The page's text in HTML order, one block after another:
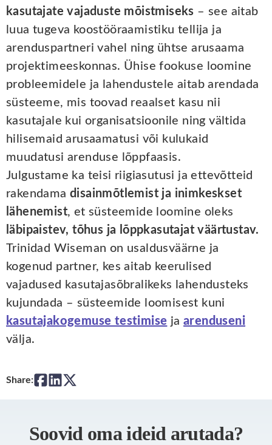
kasutajate vajaduste mõistmiseks – see aitab
luua tugeva koostööraamistiku tellija ja
arenduspartneri vahel ning ühtse arusaama
projektimeeskonnas. Ühise fookuse loomine
probleemidele ja lahendustele aitab arendada
süsteeme, mis toovad reaalset kasu nii
kasutajale kui organisatsioonile ning vältida
hilisemaid arusaamatusi või kulukaid
muudatusi arenduse lõppfaasis.
Julgustame ka teisi riigiasutusi ja ettevõtteid
rakendamadisainmõtlemist ja inimkeskset
lähenemist, et süsteemide loomine oleks
läbipaistev, tõhus ja lõppkasutajat väärtustav.
Trinidad Wiseman on usaldusväärne ja
kogenud partner, kes aitab keerulised
vajadused kasutajasõbralikeks lahendusteks
kujundada – süsteemide loomisest kuni
kasutajakogemuse testimise jaarenduseni
välja.
Share:
Soovid oma ideid arutada?